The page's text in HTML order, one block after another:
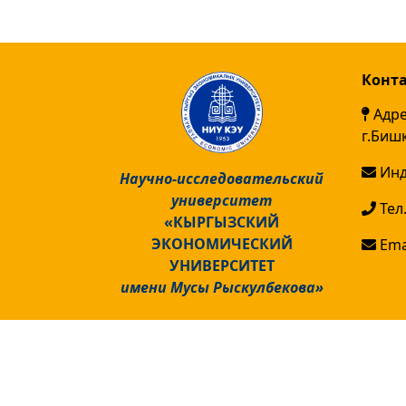
Научно-исследовательский
университет
«КЫРГЫЗСКИЙ
ЭКОНОМИЧЕСКИЙ
УНИВЕРСИТЕТ
имени Мусы Рыскулбекова»